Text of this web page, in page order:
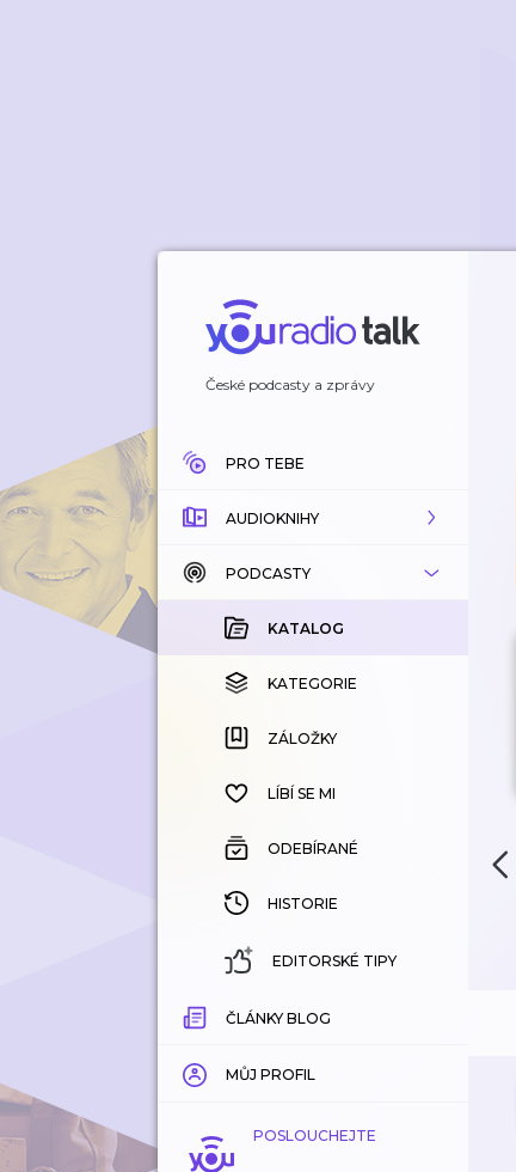
České podcasty a zprávy
PRO TEBE
AUDIOKNIHY
KATALOG
KOUPENÉ
KATEGORIE
ZÁLOŽKY
HISTORIE
PODCASTY
KATALOG
KATEGORIE
ZÁLOŽKY
LÍBÍ SE MI
ODEBÍRANÉ
HISTORIE
EDITORSKÉ TIPY
ČLÁNKY BLOG
MŮJ PROFIL
POSLOUCHEJTE